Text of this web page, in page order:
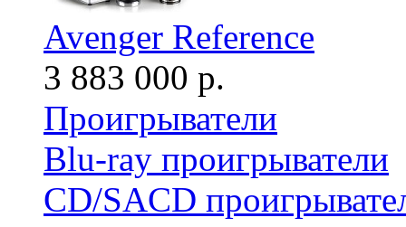
Avenger Reference
3 883 000 р.
Проигрыватели
Blu-ray проигрыватели
CD/SACD